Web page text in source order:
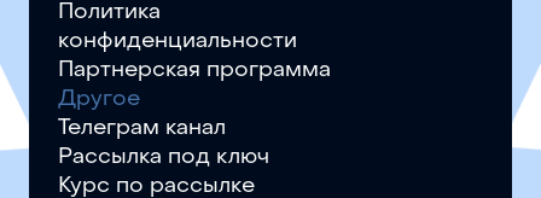
Политика
конфиденциальности
Партнерская программа
Другое
Телеграм канал
Рассылка под ключ
Курс по рассылке